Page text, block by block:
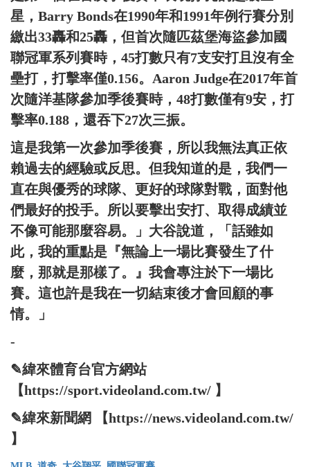
星，Barry Bonds在1990年和1991年例行賽分別
繳出33轟和25轟，但首次隨匹茲堡海盜參加國
聯冠軍系列賽時，45打數只有7支安打且沒有全
壘打，打擊率僅0.156。Aaron Judge在2017年首
次隨洋基隊參加季後賽時，48打數僅有9安，打
擊率0.188，還吞下27次三振。
這是我第一次參加季後賽，所以我無法真正依
賴過去的經驗或反思。但我知道的是，我們一
直在與優秀的球隊、更好的球隊對戰，面對他
們最好的投手。所以要擊出安打、取得成績並
不像可能那麼容易。」大谷說道，「話雖如
此，我的重點是『無論上一場比賽發生了什
麼，那就是那樣了。』我會專注於下一場比
賽。這也許是我在一切結束後才會回顧的事
情。」
-
✎緯來體育台官方網站
【https://sport.videoland.com.tw/ 】
✎緯來新聞網 【https://news.videoland.com.tw/
】